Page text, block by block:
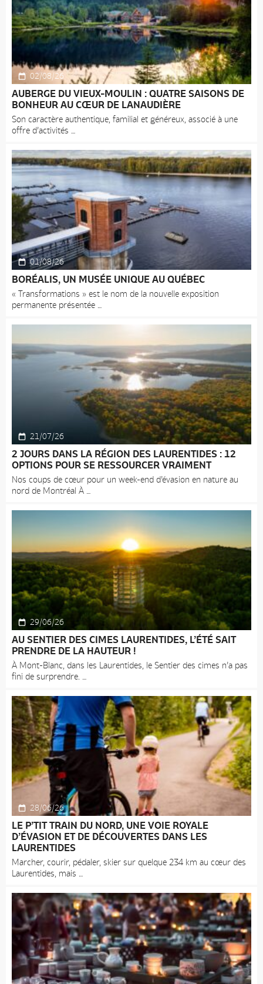
02/08/26
AUBERGE DU VIEUX-MOULIN : QUATRE SAISONS DE
BONHEUR AU CŒUR DE LANAUDIÈRE
Son caractère authentique, familial et généreux, associé à une
offre d’activités
01/08/26
BORÉALIS, UN MUSÉE UNIQUE AU QUÉBEC
« Transformations » est le nom de la nouvelle exposition
permanente présentée
21/07/26
2 JOURS DANS LA RÉGION DES LAURENTIDES : 12
OPTIONS POUR SE RESSOURCER VRAIMENT
Nos coups de cœur pour un week-end d’évasion en nature au
nord de Montréal À
29/06/26
AU SENTIER DES CIMES LAURENTIDES, L’ÉTÉ SAIT
PRENDRE DE LA HAUTEUR !
À Mont-Blanc, dans les Laurentides, le Sentier des cimes n’a pas
fini de surprendre.
28/06/26
LE P’TIT TRAIN DU NORD, UNE VOIE ROYALE
D’ÉVASION ET DE DÉCOUVERTES DANS LES
LAURENTIDES
Marcher, courir, pédaler, skier sur quelque 234 km au cœur des
Laurentides, mais